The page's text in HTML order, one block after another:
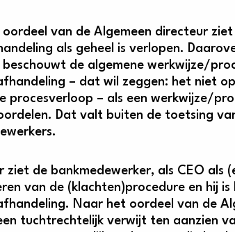
van de Algemeen directeur
als geheel is verlopen.
de algemene werkwijze/
– dat wil zeggen: het niet
procesverloop – als een werkwijze/
Dat valt buiten de toetsing
ziet de bankmedewerker, als CEO
van de (klachten)procedure en hij
Naar het oordeel van de
tuchtrechtelijk verwijt ten aanzien